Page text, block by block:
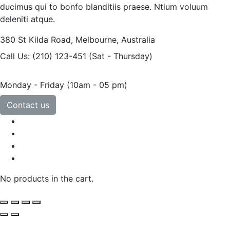
ducimus qui to bonfo blanditiis praese. Ntium voluum
deleniti atque.
380 St Kilda Road, Melbourne, Australia
Call Us: (210) 123-451 (Sat - Thursday)
Monday - Friday (10am - 05 pm)
Contact us
No products in the cart.